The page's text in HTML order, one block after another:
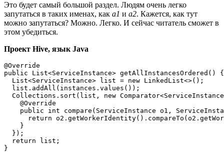
Это будет самый большой раздел. Людям очень легко
запутаться в таких именах, как a1 и a2. Кажется, как тут
можно запутаться? Можно. Легко. И сейчас читатель сможет в
этом убедиться.
Проект Hive, язык Java
@Override
public List<ServiceInstance> getAllInstancesOrdered() {
  List<ServiceInstance> list = new LinkedList<>();
  list.addAll(instances.values());
Collections.sort(list, new
    @Override
public int compare(ServiceInstance o1,
return
    }
  });
  return list;
}